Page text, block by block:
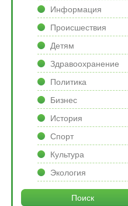
Информация
Происшествия
Детям
Здравоохранение
Политика
Бизнес
История
Спорт
Культура
Экология
Поиск